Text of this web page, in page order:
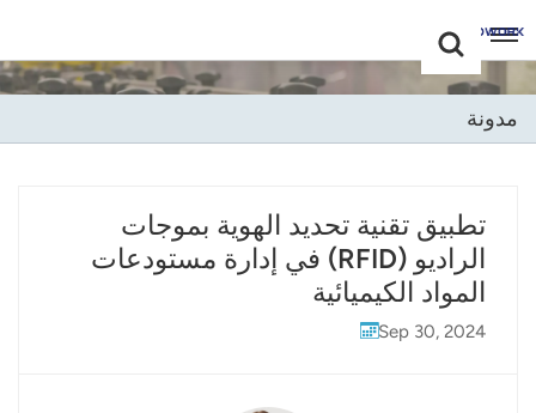
+86 -18681515767
English
Deutsch
Русский
مدونة
تطبيق تقنية تحديد الهوية بموجات
الراديو (RFID) في إدارة مستودعات
المواد الكيميائية
Sep 30, 2024